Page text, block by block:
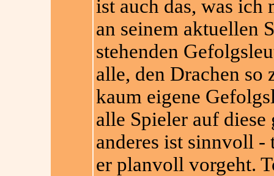
ist auch das, was ich
an seinem aktuellen
stehenden
alle, den Drachen so
kaum eigene
alle Spieler auf
anderes ist sinnvoll -
er planvoll vorgeht.